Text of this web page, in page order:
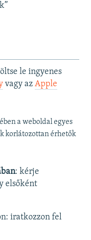
le ingyenes
vagy az Apple
a weboldal egyes
korlátozottan érhetők
: kérje
elsőként
iratkozzon fel